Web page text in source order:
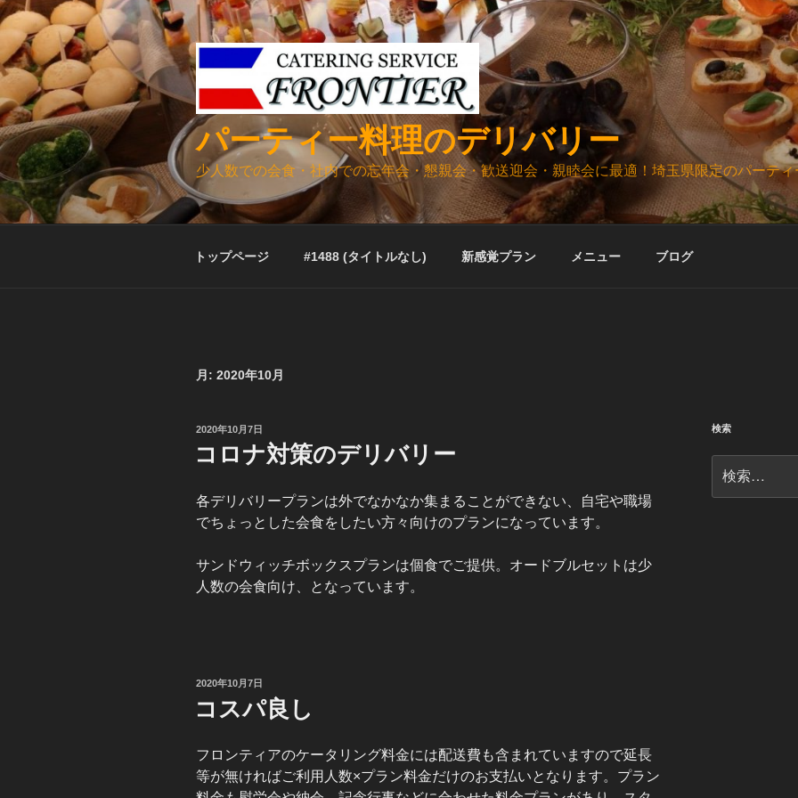
コ
ン
テ
ン
ツ
へ
ス
ッ
プ
パーティー料理のデリバリー
少人数での会食・社内での忘年会・懇親会・歓送迎会・親睦会に最適！埼玉県限定のパーテ
トップページ #1488 (タイトルなし) 新感覚プラン メニュー ブログ
月: 2020年10月
投
日:
2020年10月7日
コロナ対策のデリバリー
各デリバリープランは外でなかなか集まることができない、自宅や職場
でちょっとした会食をしたい方々向けのプランになっています。
サンドウィッチボックスプランは個食でご提供。オードブルセットは少
人数の会食向け、となっています。
投
2020年10月7日
コスパ良し
フロンティアのケータリング料金には配送費も含まれていますので延長
等が無ければご利用人数×プラン料金だけのお支払いとなります。プラン
検索
索: